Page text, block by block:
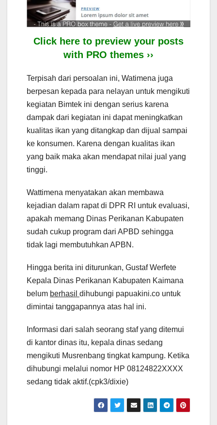
Click here to preview your posts
with PRO themes ››
Terpisah dari persoalan ini, Watimena juga
berpesan kepada para nelayan untuk mengikuti
kegiatan Bimtek ini dengan serius karena
dampak dari kegiatan ini dapat meningkatkan
kualitas ikan yang ditangkap dan dijual sampai
ke konsumen. Karena dengan kualitas ikan
yang baik maka akan mendapat nilai jual yang
tinggi.
Wattimena menyatakan akan membawa
kejadian dalam rapat di DPR RI untuk evaluasi,
apakah memang Dinas Perikanan Kabupaten
sudah cukup program dari APBD sehingga
tidak lagi membutuhkan APBN.
Hingga berita ini diturunkan, Gustaf Werfete
Kepala Dinas Perikanan Kabupaten Kaimana
belum berhasil dihubungi papuakini.co untuk
dimintai tanggapannya atas hal ini.
Informasi dari salah seorang staf yang ditemui
di kantor dinas itu, kepala dinas sedang
mengikuti Musrenbang tingkat kampung. Ketika
dihubungi melalui nomor HP 08124822XXXX
sedang tidak aktif.(cpk3/dixie)